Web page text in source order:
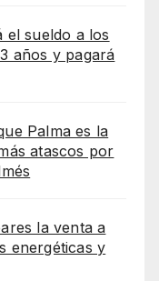
el sueldo a los
años y pagará
Palma es la
atascos por
la venta a
energéticas y